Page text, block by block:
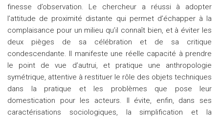
finesse d’observation. Le chercheur a réussi à adopter
l’attitude de proximité distante qui permet d’échapper à la
complaisance pour un milieu qu’il connaît bien, et à éviter les
deux pièges de sa célébration et de sa critique
condescendante. Il manifeste une réelle capacité à prendre
le point de vue d’autrui, et pratique une anthropologie
symétrique, attentive à restituer le rôle des objets techniques
dans la pratique et les problèmes que pose leur
domestication pour les acteurs. Il évite, enfin, dans ses
caractérisations sociologiques, la simplification et la